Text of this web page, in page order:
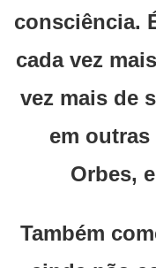
consciência.
cada vez
vez mais de
em
Orbes,
Também